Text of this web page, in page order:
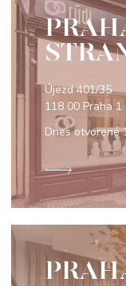
Újezd 401/35
118 00 Praha
Dnes otvorené